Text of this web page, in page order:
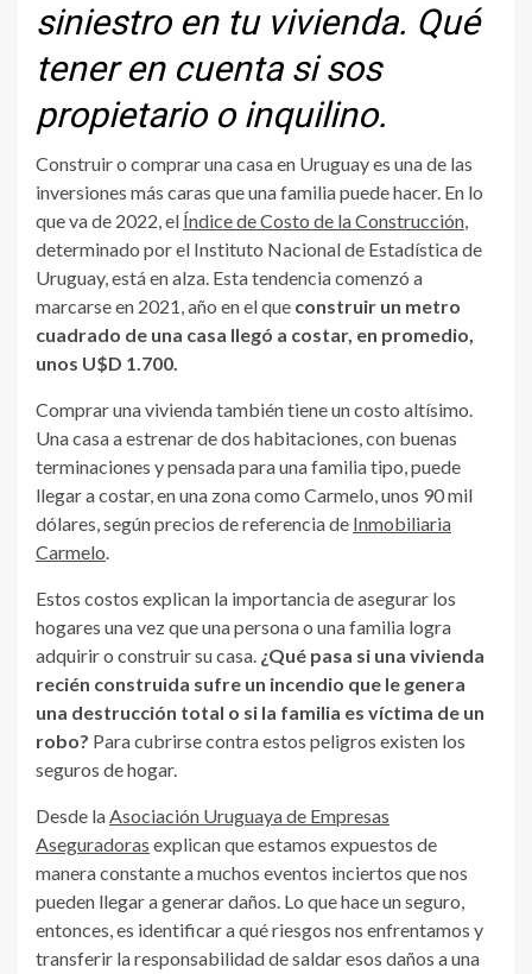
siniestro en tu vivienda. Qué
tener en cuenta si sos
propietario o inquilino.
Construir o comprar una casa en Uruguay es una de las
inversiones más caras que una familia puede hacer. En lo
que va de 2022, el Índice de Costo de la Construcción,
determinado por el Instituto Nacional de Estadística de
Uruguay, está en alza. Esta tendencia comenzó a
marcarse en 2021, año en el que construir un metro
cuadrado de una casa llegó a costar, en promedio,
unos U$D 1.700.
Comprar una vivienda también tiene un costo altísimo.
Una casa a estrenar de dos habitaciones, con buenas
terminaciones y pensada para una familia tipo, puede
llegar a costar, en una zona como Carmelo, unos 90 mil
dólares, según precios de referencia de Inmobiliaria
Carmelo.
Estos costos explican la importancia de asegurar los
hogares una vez que una persona o una familia logra
adquirir o construir su casa. ¿Qué pasa si una vivienda
recién construida sufre un incendio que le genera
una destrucción total o si la familia es víctima de un
robo? Para cubrirse contra estos peligros existen los
seguros de hogar.
Desde laAsociación Uruguaya de Empresas
Aseguradoras explican que estamos expuestos de
manera constante a muchos eventos inciertos que nos
pueden llegar a generar daños. Lo que hace un seguro,
entonces, es identificar a qué riesgos nos enfrentamos y
transferir la responsabilidad de saldar esos daños a una